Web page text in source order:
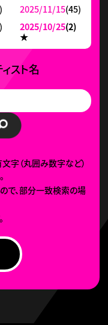
2025/11/15(45)
2025/10/25(2)
★
スト名
字（丸囲み数字など）
で、部分一致検索の場